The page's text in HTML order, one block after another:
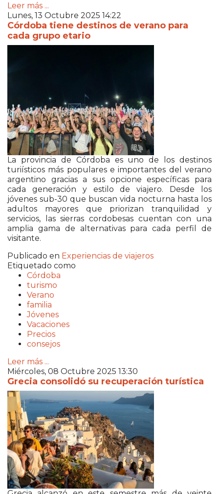
Leer más ...
Lunes, 13 Octubre 2025 14:22
Córdoba tiene destinos de verano para
cada grupo etario
La provincia de Córdoba es uno de los destinos
turiísticos más populares e importantes del verano
argentino gracias a sus opcione específicas para
cada generación y estilo de viajero. Desde los
jóvenes sub-30 que buscan vida nocturna hasta los
adultos mayores que priorizan tranquilidad y
servicios, las sierras cordobesas cuentan con una
amplia gama de alternativas para cada perfil de
visitante.
Publicado en Experiencias de viajeros
Etiquetado como
Córdoba
turismo
Verano
familia
Jóvenes
Vacaciones
Precios
consejos
Leer más ...
Miércoles, 08 Octubre 2025 13:30
Grecia consolidó su recuperación turística